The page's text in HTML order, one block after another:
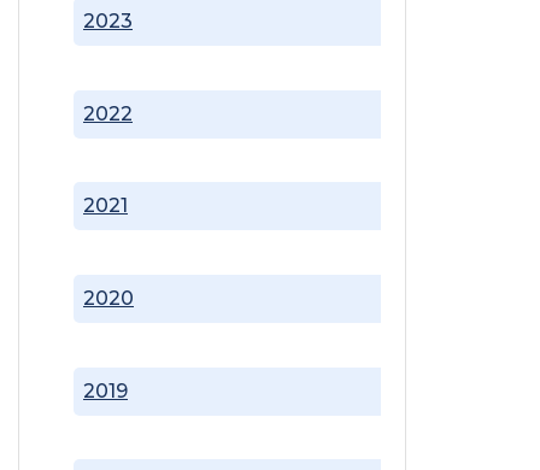
2019
2020
2021
2022
2023